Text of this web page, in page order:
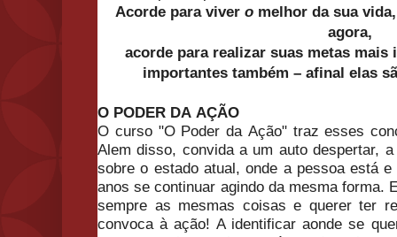
Acorde para viver o melhor da sua
agora,
acorde para realizar suas metas mais
importantes também – afinal elas
O PODER DA AÇÃO
O curso "O Poder da Ação" traz esses
Alem disso, convida a um auto despertar,
sobre o estado atual, onde a pessoa está
anos se continuar agindo da mesma forma.
sempre as mesmas coisas e querer ter
convoca à ação! A identificar aonde se